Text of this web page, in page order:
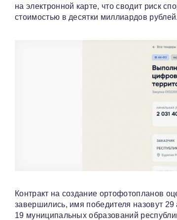
на электронной карте, что сводит риск
стоимостью в десятки миллиардов рублей.
Контракт на создание ортофотопланов
завершились, имя победителя назовут
19 муниципальных образований